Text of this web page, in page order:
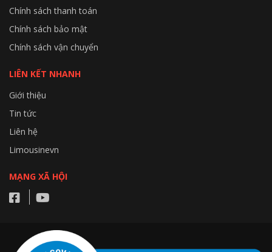
Chính sách thanh toán
Chính sách bảo mật
Chính sách vận chuyển
LIÊN KẾT NHANH
Giới thiệu
Tin tức
Liên hệ
Limousinevn
MẠNG XÃ HỘI